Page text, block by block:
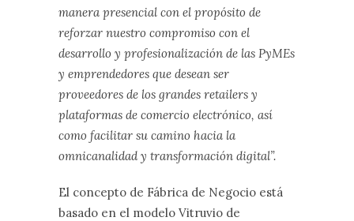
manera presencial con el propósito de
reforzar nuestro compromiso con el
desarrollo y profesionalización de las PyMEs
y emprendedores que desean ser
proveedores de los grandes retailers y
plataformas de comercio electrónico, así
como facilitar su camino hacia la
omnicanalidad y transformación digital”.
El concepto de Fábrica de Negocio está
basado en el modelo Vitruvio de